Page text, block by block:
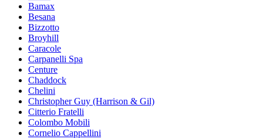
Bamax
Besana
Bizzotto
Broyhill
Caracole
Carpanelli Spa
Centure
Chaddock
Chelini
Christopher Guy (Harrison & Gil)
Citterio Fratelli
Colombo Mobili
Cornelio Cappellini